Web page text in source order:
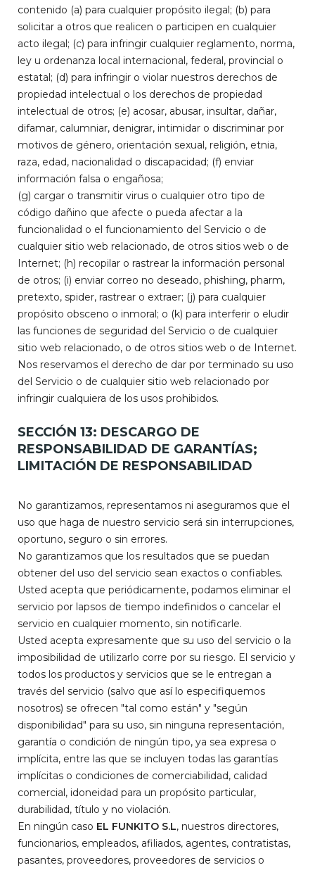
contenido (a) para cualquier propósito ilegal; (b) para
solicitar a otros que realicen o participen en cualquier
acto ilegal; (c) para infringir cualquier reglamento, norma,
ley u ordenanza local internacional, federal, provincial o
estatal; (d) para infringir o violar nuestros derechos de
propiedad intelectual o los derechos de propiedad
intelectual de otros; (e) acosar, abusar, insultar, dañar,
difamar, calumniar, denigrar, intimidar o discriminar por
motivos de género, orientación sexual, religión, etnia,
raza, edad, nacionalidad o discapacidad; (f) enviar
información falsa o engañosa;
(g) cargar o transmitir virus o cualquier otro tipo de
código dañino que afecte o pueda afectar a la
funcionalidad o el funcionamiento del Servicio o de
cualquier sitio web relacionado, de otros sitios web o de
Internet; (h) recopilar o rastrear la información personal
de otros; (i) enviar correo no deseado, phishing, pharm,
pretexto, spider, rastrear o extraer; (j) para cualquier
propósito obsceno o inmoral; o (k) para interferir o eludir
las funciones de seguridad del Servicio o de cualquier
sitio web relacionado, o de otros sitios web o de Internet.
Nos reservamos el derecho de dar por terminado su uso
del Servicio o de cualquier sitio web relacionado por
infringir cualquiera de los usos prohibidos.
SECCIÓN 13: DESCARGO DE
RESPONSABILIDAD DE GARANTÍAS;
LIMITACIÓN DE RESPONSABILIDAD
No garantizamos, representamos ni aseguramos que el
uso que haga de nuestro servicio será sin interrupciones,
oportuno, seguro o sin errores.
No garantizamos que los resultados que se puedan
obtener del uso del servicio sean exactos o confiables.
Usted acepta que periódicamente, podamos eliminar el
servicio por lapsos de tiempo indefinidos o cancelar el
servicio en cualquier momento, sin notificarle.
Usted acepta expresamente que su uso del servicio o la
imposibilidad de utilizarlo corre por su riesgo. El servicio y
todos los productos y servicios que se le entregan a
través del servicio (salvo que así lo especifiquemos
nosotros) se ofrecen "tal como están" y "según
disponibilidad" para su uso, sin ninguna representación,
garantía o condición de ningún tipo, ya sea expresa o
implícita, entre las que se incluyen todas las garantías
implícitas o condiciones de comerciabilidad, calidad
comercial, idoneidad para un propósito particular,
durabilidad, título y no violación.
En ningún caso EL FUNKITO S.L, nuestros directores,
funcionarios, empleados, afiliados, agentes, contratistas,
pasantes, proveedores, proveedores de servicios o